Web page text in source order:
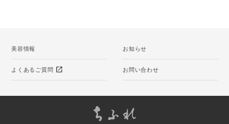
美容情報 お知らせ
よくあるご質問 open_in_new お問い合わせ